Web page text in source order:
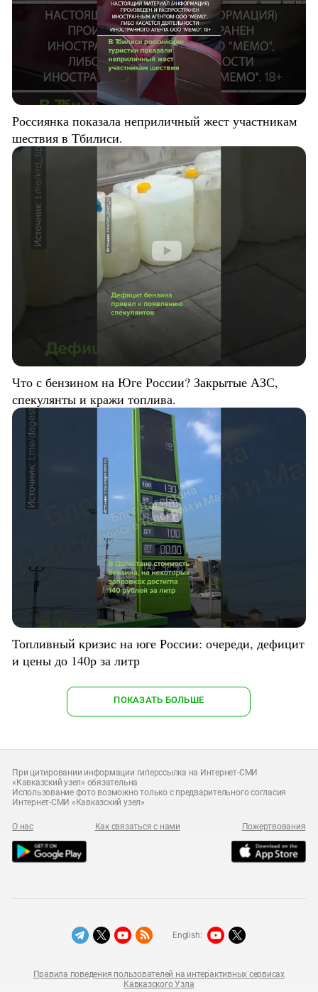
Россиянка показала неприличный жест участникам
шествия в Тбилиси.
Что с бензином на Юге России? Закрытые АЗС,
спекулянты и кражи топлива.
Топливный кризис на юге России: очереди, дефицит
и цены до 140р за литр
ПОКАЗАТЬ БОЛЬШЕ
При цитировании информации гиперссылка на Интернет-СМИ
«Кавказский узел» обязательна
Использование фото возможно только с предварительного согласия
Интернет-СМИ «Кавказский узел»
О нас Как связаться с нами Пожертвования
Правила поведения пользователей на интерактивных сервисах
Кавказского Узла
English: